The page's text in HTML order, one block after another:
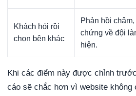
Khách hỏi rồi
chọn bên khác
Phản hồi
chứng về đội
hiện.
Khi các điểm này được chỉnh
cáo sẽ chắc hơn vì website không